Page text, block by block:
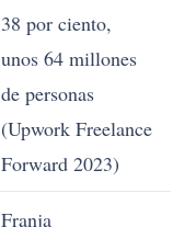
38 por ciento,
unos 64 millones
de personas
(Upwork Freelance
Forward 2023)
Franja